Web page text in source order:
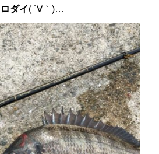
ダイ( ´∀｀)…